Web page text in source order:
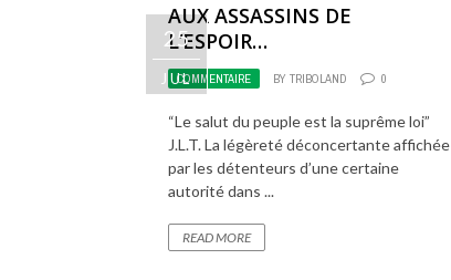
25
JUL
AUX ASSASSINS DE
L’ESPOIR…
COMMENTAIRE BY TRIBOLAND 0
“Le salut du peuple est la suprême loi”
J.L.T. La légèreté déconcertante affichée
par les détenteurs d’une certaine
autorité dans ...
READ MORE